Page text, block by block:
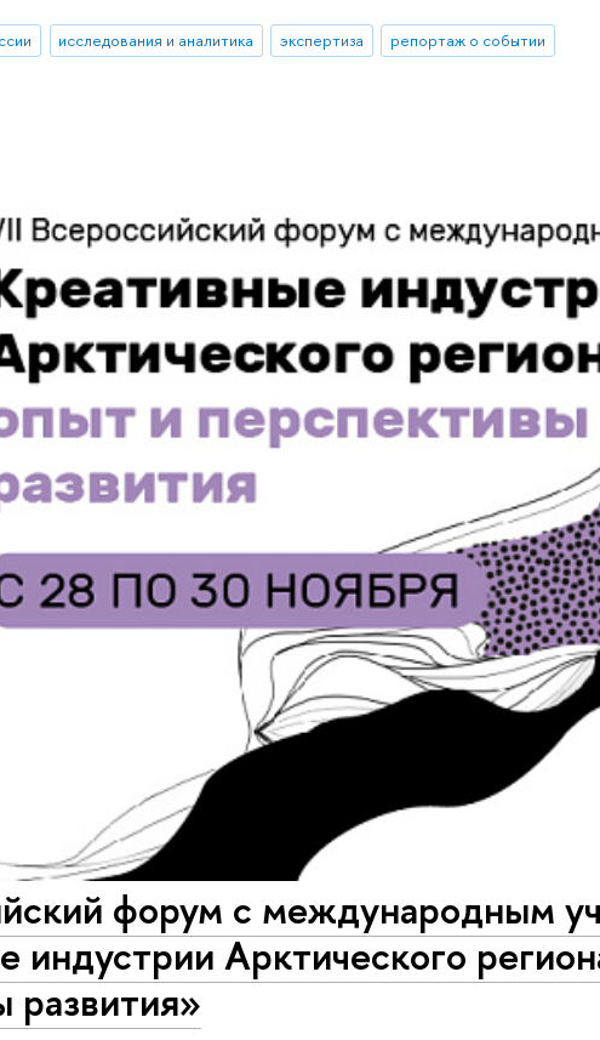
исследования и аналитика экспертиза репортаж о событии
форум с международным
индустрии Арктического
развития»